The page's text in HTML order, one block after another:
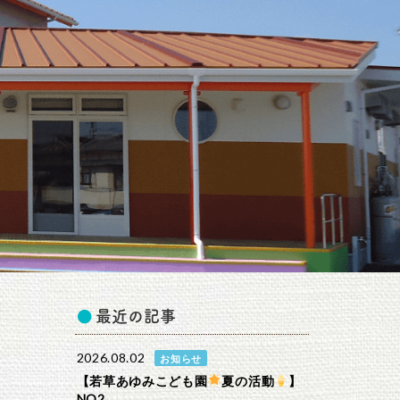
最近の記事
2026.08.02 お知らせ
【若草あゆみこども園 夏の活動
】